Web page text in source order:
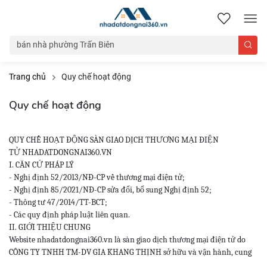
nhadatdongnai360.vn
Trang chủ Quy chế hoạt động
Quy chế hoạt động
QUY CHẾ HOẠT ĐỘNG SÀN GIAO DỊCH THƯƠNG MẠI ĐIỆN
TỬNHADATDONGNAI360.VN
I. CĂN CỨ PHÁP LÝ
- Nghị định 52/2013/NĐ-CP về thương mại điện tử;
- Nghị định 85/2021/NĐ-CP sửa đổi, bổ sung Nghị định 52;
- Thông tư 47/2014/TT-BCT;
- Các quy định pháp luật liên quan.
II. GIỚI THIỆU CHUNG
Website nhadatdongnai360.vn là sàn giao dịch thương mại điện tử do
CÔNG TY TNHH TM-DV GIA KHANG THỊNH sở hữu và vận hành, cung